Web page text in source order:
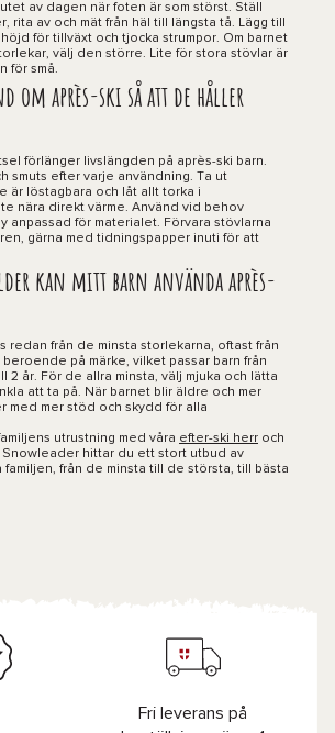
av dagen när foten är som störst. Ställ
rita av och mät från häl till längsta tå. Lägg till
höjd för tillväxt och tjocka strumpor. Om barnet
välj den större. Lite för stora stövlar är
för små.
om après-ski så att de håller
förlänger livslängden på après-ski barn.
smuts efter varje användning. Ta ut
är löstagbara och låt allt torka i
nära direkt värme. Använd vid behov
anpassad för materialet. Förvara stövlarna
gärna med tidningspapper inuti för att
kan mitt barn använda après-
redan från de minsta storlekarna, oftast från
på märke, vilket passar barn från
2 år. För de allra minsta, välj mjuka och lätta
att ta på. När barnet blir äldre och mer
med mer stöd och skydd för alla
utrustning med våra efter-ski herr och
Snowleader hittar du ett stort utbud av
från de minsta till de största, till bästa
Fri leverans på